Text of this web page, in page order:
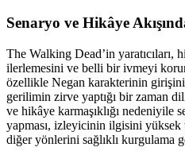
Senaryo ve Hikâye
The Walking Dead’in yaratıcıları,
ilerlemesini ve belli bir ivmeyi
özellikle Negan karakterinin
gerilimin zirve yaptığı bir zaman
ve hikâye karmaşıklığı nedeniyile
yapması, izleyicinin ilgisini yüksek
diğer yönlerini sağlıklı kurgulama